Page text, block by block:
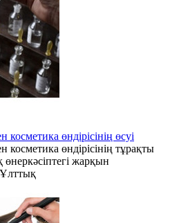
өндірісінің өсуі
өндірісінің тұрақты
жарқын
Ұлттық